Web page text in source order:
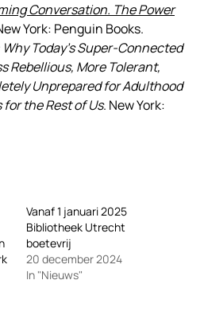
Conversation. The Power
York: Penguin Books.
Today’s Super-Connected
Rebellious, More Tolerant,
Unprepared for Adulthood
the Rest of Us. New York:
Vanaf 1 januari 2025
Bibliotheek Utrecht
boetevrij
20 december 2024
In "Nieuws"